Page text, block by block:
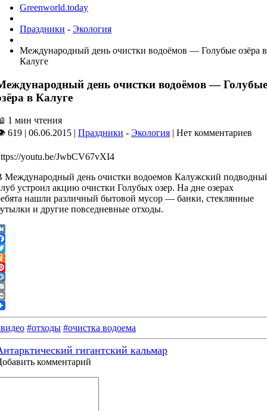
Greenworld.today
Праздники - Экология
Международный день очистки водоёмов — Голубые озёра в
Калуге
день очистки водоёмов — Голубые
в Калуге
1 мин чтения
619 | 06.06.2015 | Праздники - Экология | Нет комментариев
youtu.be/JwbCV67vXI4
Международный день очистки водоемов Калужский
устроил акцию очистки Голубых озер. На дне озерах
нашли различный бытовой мусор — банки, стеклянные
и другие повседневные отходы.
#отходы #очистка водоема
гигантский кальмар
комментарий